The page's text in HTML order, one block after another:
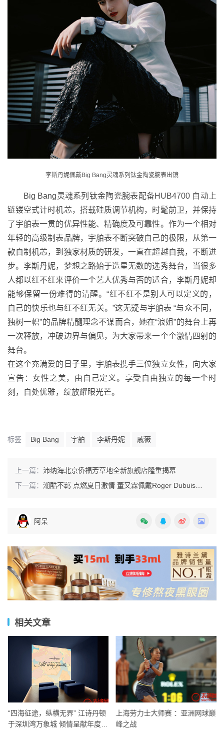
李斯丹妮佩戴Big Bang灵魂系列钛金陶瓷腕表出镜
Big Bang灵魂系列钛金陶瓷腕表配备HUB4700 自动上
链镂空式计时机芯，搭载硅质调节机构，时髦前卫，并保持
了宇舶表一贯的优异性能、精确度及可靠性。作为一个相对
年轻的高级制表品牌，宇舶表不断突破自己的极限，从第一
款自制机芯，到独家材质的研发，一直在超越自我，不断进
步。李斯丹妮，梦想之路始于造星无数的选秀舞台，当很多
人都以红不红来评价一个艺人优秀与否的适合，李斯丹妮却
能够保留一份难得的清醒。“红不红不是别人可以定义的，
自己的快乐也与红不红无关。”这无疑与宇舶表 “与众不同，
独树一帜”的品牌精髓理念不谋而合，她在“浪姐”的舞台上再
一次释放，冲破边界与偏见，为大家带来一个个激情四射的
舞台。
在这个充满爱的日子里，宇舶表携手三位独立女性，向大家
宣告：女性之美，由自己定义。享受自由独立的每一个时
刻，自处优雅，绽放耀眼光芒。
标签 Big Bang 宇舶 李斯丹妮 戚薇
上一篇： 沛纳海北京侨福芳草地全新旗舰店隆重揭幕
下一篇： 潮酷不羁 点燃夏日激情 董又霖佩戴Roger Dubuis罗杰杜彼腕表
阿呆
相关文章
“四海征途，纵横无界” 江诗丹顿
于深圳湾万象城 倾情呈献年度主
上海劳力士大师赛 ：亚洲网球巅
峰之战